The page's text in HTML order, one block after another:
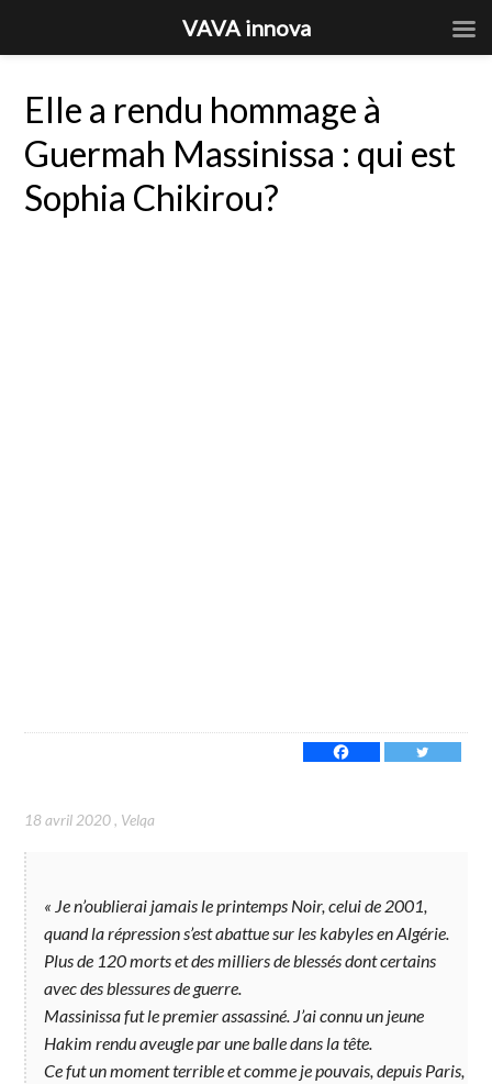
Elle a rendu hommage à
Guermah Massinissa : qui est
Sophia Chikirou?
18 avril 2020, Velqa
« Je n’oublierai jamais le printemps Noir, celui de 2001,
quand la répression s’est abattue sur les kabyles en Algérie.
Plus de 120 morts et des milliers de blessés dont certains
avec des blessures de guerre.
Massinissa fut le premier assassiné. J’ai connu un jeune
Hakim rendu aveugle par une balle dans la tête.
Ce fut un moment terrible et comme je pouvais, depuis Paris,
VAVA innova